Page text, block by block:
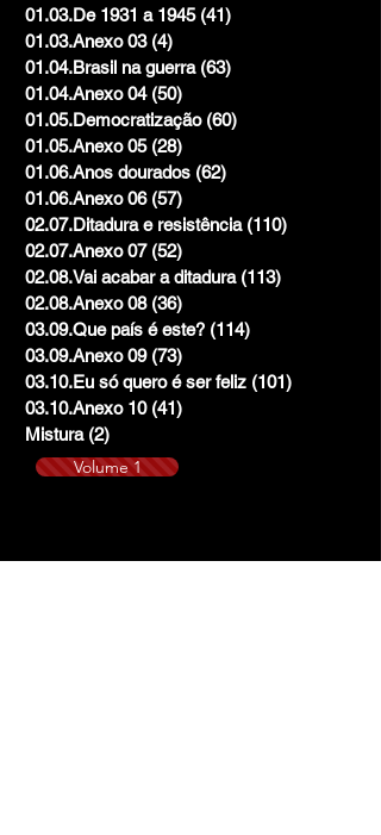
01.03.De 1931 a 1945 (41)
01.03.Anexo 03 (4)
01.04.Brasil na guerra (63)
01.04.Anexo 04 (50)
01.05.Democratização (60)
01.05.Anexo 05 (28)
01.06.Anos dourados (62)
01.06.Anexo 06 (57)
02.07.Ditadura e resistência (110)
02.07.Anexo 07 (52)
02.08.Vai acabar a ditadura (113)
02.08.Anexo 08 (36)
03.09.Que país é este? (114)
03.09.Anexo 09 (73)
03.10.Eu só quero é ser feliz (101)
03.10.Anexo 10 (41)
Mistura (2)
Volume 1